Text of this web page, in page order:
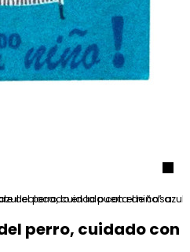
perro, cuidado con